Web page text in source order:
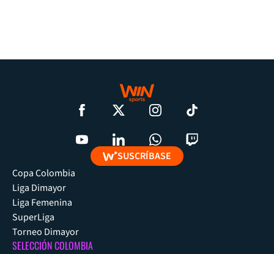
SUSCRÍBASE
Copa Colombia
Liga Dimayor
Liga Femenina
SuperLiga
Torneo Dimayor
SELECCIÓN COLOMBIA